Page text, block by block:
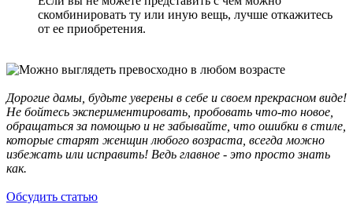
скомбинировать ту или иную вещь, лучше откажитесь
от ее приобретения.
Дорогие дамы, будьте уверены в себе и своем прекрасном виде!
Не бойтесь экспериментировать, пробовать что-то новое,
обращаться за помощью и не забывайте, что ошибки в стиле,
которые старят женщин любого возраста, всегда можно
избежать или исправить! Ведь главное - это просто знать
как.
Обсудить статью